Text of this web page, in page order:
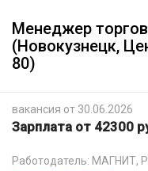
Менеджер
(Новокузнецк,
80)
вакансия от 30.06.2026
Зарплата от 42300
Работодатель: МАГНИТ,